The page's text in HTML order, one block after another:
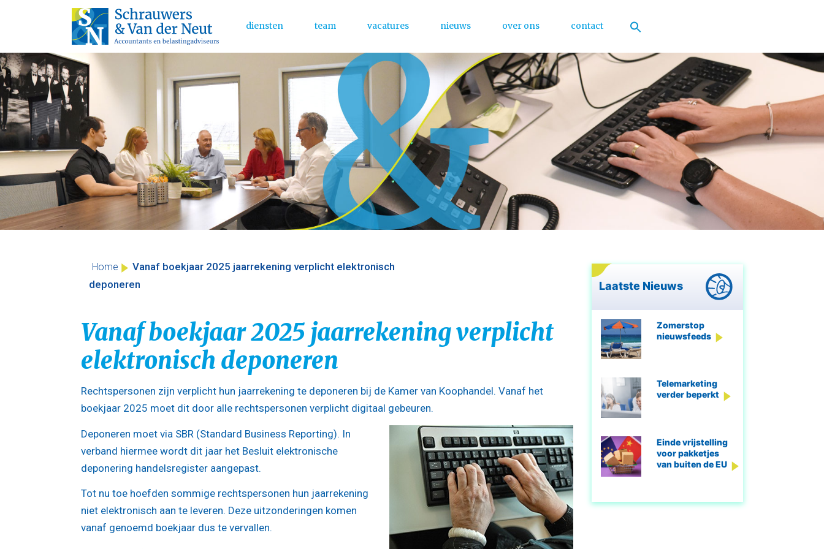
Skip
to
content
Main Menu
diensten team vacatures nieuws over ons contact
Home
Vanaf boekjaar 2025 jaarrekening verplicht elektronisch
deponeren
Vanaf boekjaar 2025 jaarrekening verplicht
elektronisch deponeren
Rechtspersonen zijn verplicht hun jaarrekening te deponeren bij de Kamer van Koophandel. Vanaf het
boekjaar 2025 moet dit door alle rechtspersonen verplicht digitaal gebeuren.
Deponeren moet via SBR (Standard Business Reporting). In
verband hiermee wordt dit jaar het Besluit elektronische
deponering handelsregister aangepast.
Tot nu toe hoefden sommige rechtspersonen hun jaarrekening
niet elektronisch aan te leveren. Deze uitzonderingen komen
vanaf genoemd boekjaar dus te vervallen.
Laatste Nieuws
Zomerstop
nieuwsfeeds
Telemarketing
verder beperkt
Einde vrijstelling
voor pakketjes
van buiten de EU